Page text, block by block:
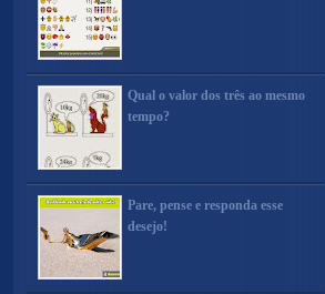
Qual o valor dos três ao mesmo
tempo?
Pare, pense e responda esse
desejo!